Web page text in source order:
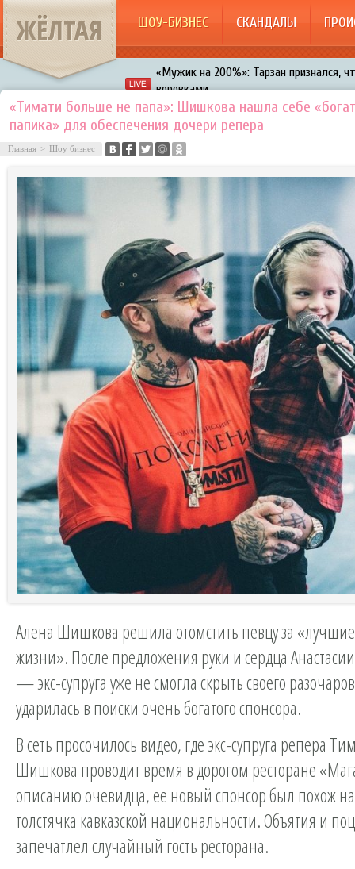
ЖЁЛТАЯ ШОУ-БИЗНЕС СКАНДАЛЫ
воровками
Галкин променял Дроботенко на
Расстались Энрике Иглесиас и Анна
В шоу «Что было дальше?» грубо
Авербух зарождает в Бузовой новый
«Мужик на 200%»: Тарзан признался,
воровками
«Тимати больше не папа»: Шишкова нашла себе
папика» для обеспечения дочери репера
Главная > Шоу бизнес
Алена Шишкова решила отомстить певцу за
жизни». После предложения руки и сердца
— экс-супруга уже не смогла скрыть своего
ударилась в поиски очень богатого спонсора.
В сеть просочилось видео, где экс-супруга репера
Шишкова проводит время в дорогом ресторане
описанию очевидца, ее новый спонсор был похож
толстячка кавказской национальности. Объятия и
запечатлел случайный гость ресторана.